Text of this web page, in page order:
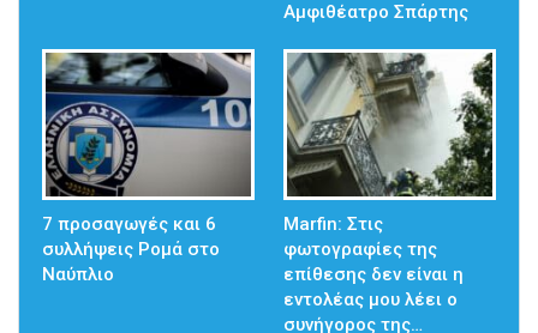
Αμφιθέατρο Σπάρτης
7 προσαγωγές και 6
συλλήψεις Ρομά στο
Ναύπλιο
Marfin: Στις
φωτογραφίες της
επίθεσης δεν είναι η
εντολέας μου λέει ο
συνήγορος της…